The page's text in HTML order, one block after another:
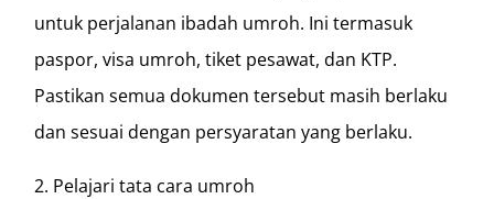
untuk perjalanan ibadah umroh. Ini termasuk
paspor, visa umroh, tiket pesawat, dan KTP.
Pastikan semua dokumen tersebut masih berlaku
dan sesuai dengan persyaratan yang berlaku.
Pelajari tata cara umroh